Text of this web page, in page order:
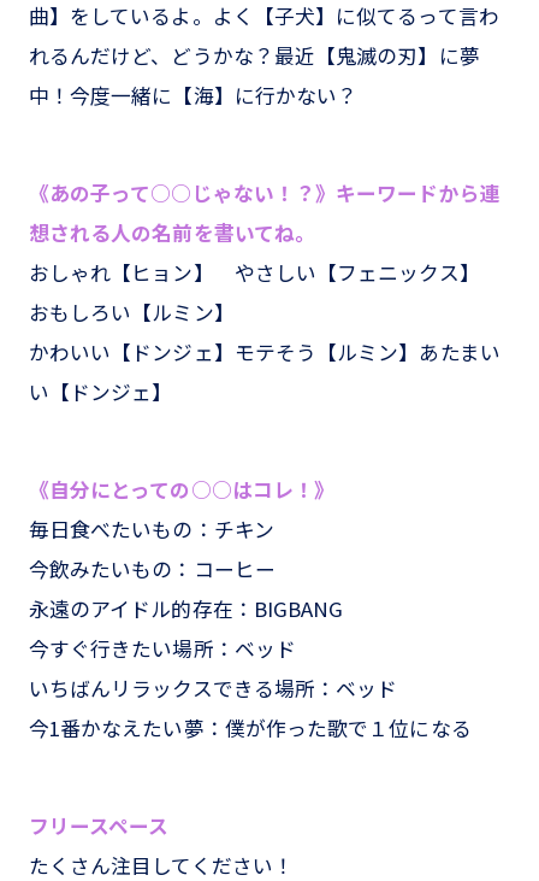
曲】をしているよ。よく【子犬】に似てるって言わ
れるんだけど、どうかな？最近【鬼滅の刃】に夢
中！今度一緒に【海】に行かない？
《あの子って○○じゃない！？》キーワードから連
想される人の名前を書いてね。
おしゃれ【ヒョン】 やさしい【フェニックス】
おもしろい【ルミン】
かわいい【ドンジェ】モテそう【ルミン】あたまい
い【ドンジェ】
《自分にとっての○○はコレ！》
毎日食べたいもの：チキン
今飲みたいもの：コーヒー
永遠のアイドル的存在：BIGBANG
今すぐ行きたい場所：ベッド
いちばんリラックスできる場所：ベッド
今1番かなえたい夢：僕が作った歌で１位になる
フリースペース
たくさん注目してください！